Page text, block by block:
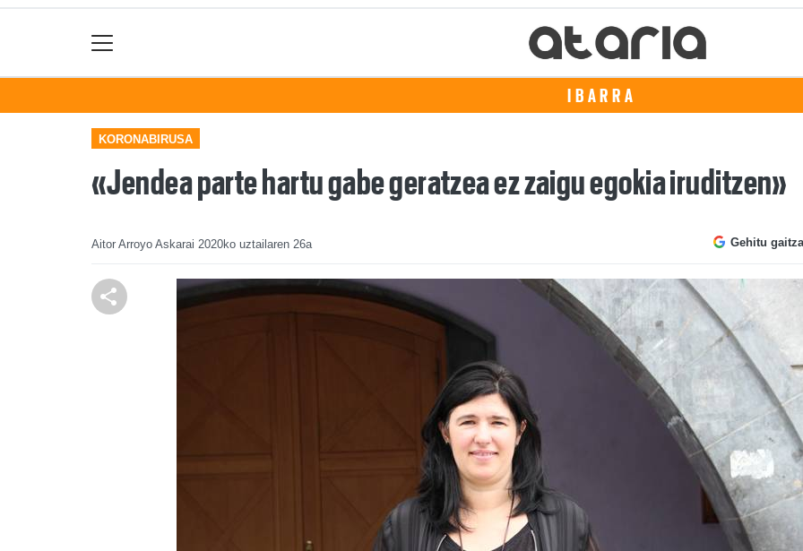
IBARRA
KORONABIRUSA
«Jendea parte hartu gabe geratzea ez zaigu egokia iruditzen»
Aitor Arroyo Askarai 2020ko uztailaren 26a Gehitu